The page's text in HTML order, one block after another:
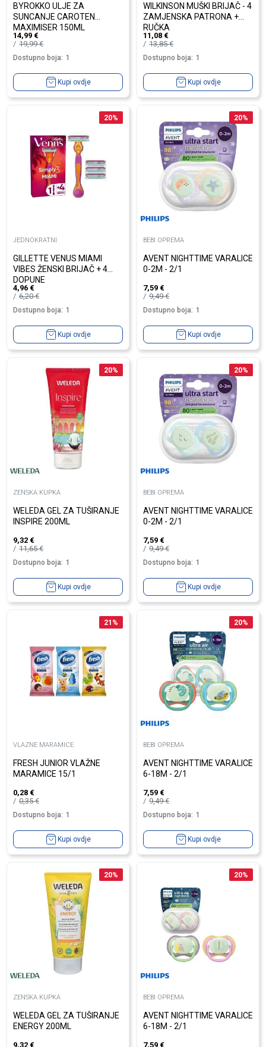
BYROKKO ULJE ZA
SUNCANJE CAROTEN
MAXIMISER 150ML
14,99 €
19,99€
Dostupno boja: 1
Kupi ovdje
WILKINSON MUŠKI BRIJAČ - 4
ZAMJENSKA PATRONA +
RUČKA
11,08 €
13,85€
Dostupno boja: 1
Kupi ovdje
20%
JEDNOKRATNI
GILLETTE VENUS MIAMI
VIBES ŽENSKI BRIJAČ + 4
DOPUNE
4,96 €
6,20€
Dostupno boja: 1
Kupi ovdje
20%
BEBI OPREMA
AVENT NIGHTTIME VARALICE
0-2M - 2/1
7,59 €
9,49€
Dostupno boja: 1
Kupi ovdje
20%
ZENSKA KUPKA
WELEDA GEL ZA TUŠIRANJE
INSPIRE 200ML
9,32 €
11,65€
Dostupno boja: 1
Kupi ovdje
20%
BEBI OPREMA
AVENT NIGHTTIME VARALICE
0-2M - 2/1
7,59 €
9,49€
Dostupno boja: 1
Kupi ovdje
21 %
VLAZNE MARAMICE
FRESH JUNIOR VLAŽNE
MARAMICE 15/1
0,28 €
0,35€
Dostupno boja: 1
Kupi ovdje
20%
BEBI OPREMA
AVENT NIGHTTIME VARALICE
6-18M - 2/1
7,59 €
9,49€
Dostupno boja: 1
Kupi ovdje
20%
ZENSKA KUPKA
WELEDA GEL ZA TUŠIRANJE
ENERGY 200ML
9,32 €
20%
BEBI OPREMA
AVENT NIGHTTIME VARALICE
6-18M - 2/1
7,59 €